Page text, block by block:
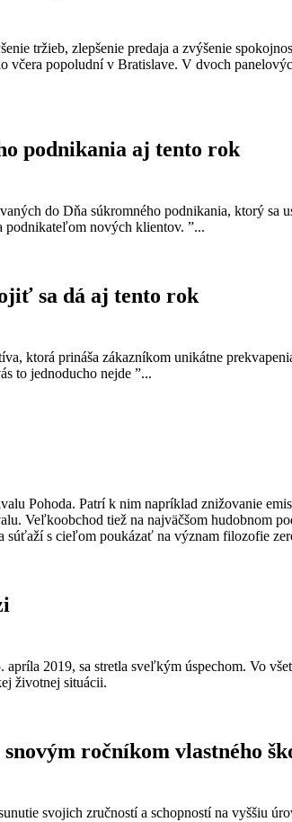
tržieb, zlepšenie predaja a zvýšenie
popoludní v Bratislave. V dvoch
podnikania aj tento rok
do Dňa súkromného podnikania, ktorý
podnikateľom nových klientov. ”...
sa dá aj tento rok
ktorá prináša zákazníkom unikátne
to jednoducho nejde ”...
Pohoda. Patrí k nim napríklad znižovanie
Veľkoobchod tiež na najväčšom hudobnom
súťaží s cieľom poukázať na význam filozofie
2019, sa stretla sveľkým úspechom. Vo
životnej situácii.
ročníkom vlastného
svojich zručností a schopností na vyššiu